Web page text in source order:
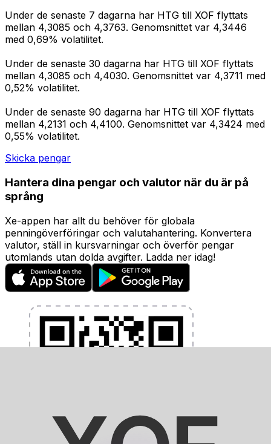
Under de senaste 7 dagarna har HTG till XOF flyttats
mellan 4,3085 och 4,3763. Genomsnittet var 4,3446
med 0,69% volatilitet.
Under de senaste 30 dagarna har HTG till XOF flyttats
mellan 4,3085 och 4,4030. Genomsnittet var 4,3711 med
0,52% volatilitet.
Under de senaste 90 dagarna har HTG till XOF flyttats
mellan 4,2131 och 4,4100. Genomsnittet var 4,3424 med
0,55% volatilitet.
Skicka pengar
Hantera dina pengar och valutor när du är på
språng
Xe-appen har allt du behöver för globala
penningöverföringar och valutahantering. Konvertera
valutor, ställ in kursvarningar och överför pengar
utomlands utan dolda avgifter. Ladda ner idag!